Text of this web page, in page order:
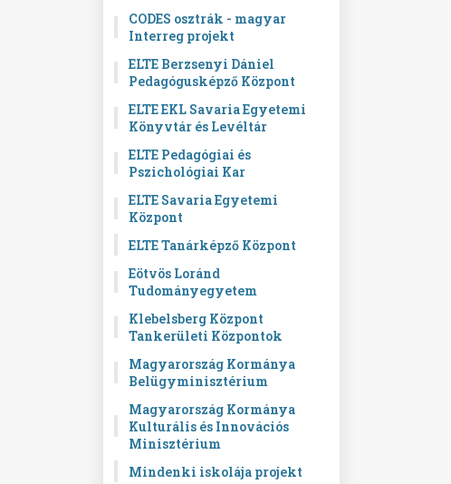
CODES osztrák - magyar
Interreg projekt
ELTE Berzsenyi Dániel
Pedagógusképző Központ
ELTE EKL Savaria Egyetemi
Könyvtár és Levéltár
ELTE Pedagógiai és
Pszichológiai Kar
ELTE Savaria Egyetemi
Központ
ELTE Tanárképző Központ
Eötvös Loránd
Tudományegyetem
Klebelsberg Központ
Tankerületi Központok
Magyarország Kormánya
Belügyminisztérium
Magyarország Kormánya
Kulturális és Innovációs
Minisztérium
Mindenki iskolája projekt